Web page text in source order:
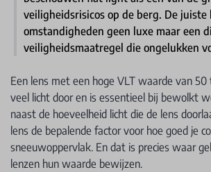
veiligheidsrisicos op de berg. De
omstandigheden geen luxe maar een
veiligheidsmaatregel die ongelukken
Een lens met een hoge VLT waarde van
veel licht door en is essentieel bij bewolkt
naast de hoeveelheid licht die de lens
lens de bepalende factor voor hoe goed je
sneeuwoppervlak. En dat is precies waar
lenzen hun waarde bewijzen.